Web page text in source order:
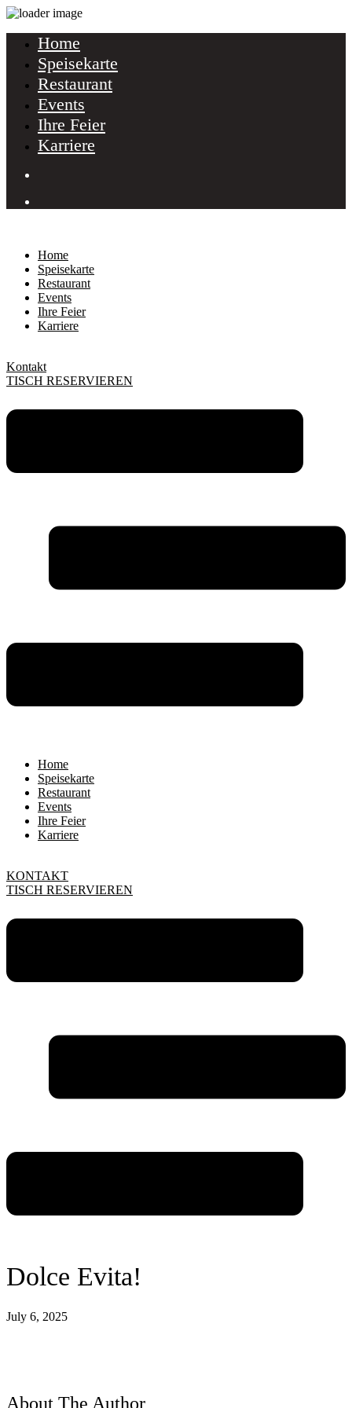
Home
Speisekarte
Restaurant
Events
Ihre Feier
Karriere
Home
Speisekarte
Restaurant
Events
Ihre Feier
Karriere
Kontakt
TISCH RESERVIEREN
Home
Speisekarte
Restaurant
Events
Ihre Feier
Karriere
KONTAKT
TISCH RESERVIEREN
Dolce Evita!
July 6, 2025
About The Author